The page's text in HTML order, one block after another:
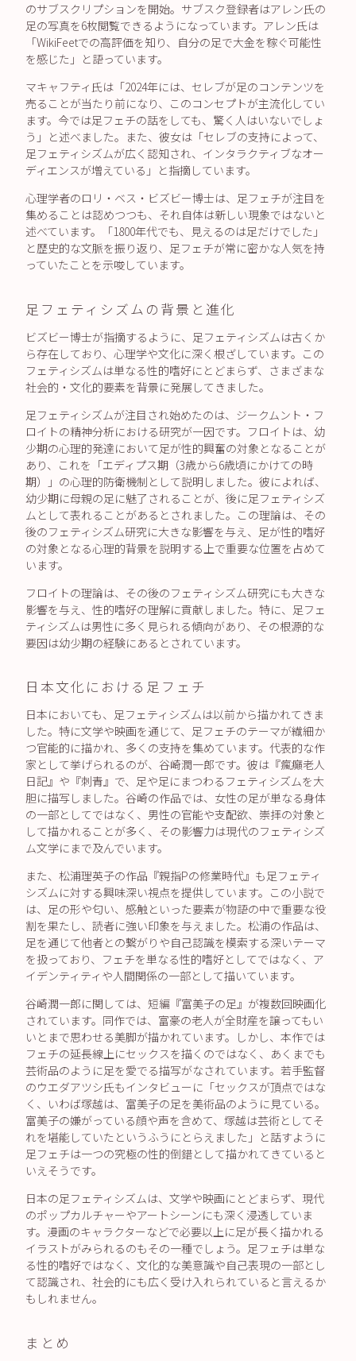
のサブスクリプションを開始。サブスク登録者はアレン氏の
足の写真を6枚閲覧できるようになっています。アレン氏は
「WikiFeetでの高評価を知り、自分の足で大金を稼ぐ可能性
を感じた」と語っています。
マキャフティ氏は「2024年には、セレブが足のコンテンツを
売ることが当たり前になり、このコンセプトが主流化してい
ます。今では足フェチの話をしても、驚く人はいないでしょ
う」と述べました。また、彼女は「セレブの支持によって、
足フェティシズムが広く認知され、インタラクティブなオー
ディエンスが増えている」と指摘しています。
心理学者のロリ・ベス・ビズビー博士は、足フェチが注目を
集めることは認めつつも、それ自体は新しい現象ではないと
述べています。「1800年代でも、見えるのは足だけでした」
と歴史的な文脈を振り返り、足フェチが常に密かな人気を持
っていたことを示唆しています。
足フェティシズムの背景と進化
ビズビー博士が指摘するように、足フェティシズムは古くか
ら存在しており、心理学や文化に深く根ざしています。この
フェティシズムは単なる性的嗜好にとどまらず、さまざまな
社会的・文化的要素を背景に発展してきました。
足フェティシズムが注目され始めたのは、ジークムント・フ
ロイトの精神分析における研究が一因です。フロイトは、幼
少期の心理的発達において足が性的興奮の対象となることが
あり、これを「エディプス期（3歳から6歳頃にかけての時
期）」の心理的防衛機制として説明しました。彼によれば、
幼少期に母親の足に魅了されることが、後に足フェティシズ
ムとして表れることがあるとされました。この理論は、その
後のフェティシズム研究に大きな影響を与え、足が性的嗜好
の対象となる心理的背景を説明する上で重要な位置を占めて
います。
フロイトの理論は、その後のフェティシズム研究にも大きな
影響を与え、性的嗜好の理解に貢献しました。特に、足フェ
ティシズムは男性に多く見られる傾向があり、その根源的な
要因は幼少期の経験にあるとされています。
日本文化における足フェチ
日本においても、足フェティシズムは以前から描かれてきま
した。特に文学や映画を通じて、足フェチのテーマが繊細か
つ官能的に描かれ、多くの支持を集めています。代表的な作
家として挙げられるのが、谷崎潤一郎です。彼は『瘋癲老人
日記』や『刺青』で、足や足にまつわるフェティシズムを大
胆に描写しました。谷崎の作品では、女性の足が単なる身体
の一部としてではなく、男性の官能や支配欲、崇拝の対象と
して描かれることが多く、その影響力は現代のフェティシズ
ム文学にまで及んでいます。
また、松浦理英子の作品『親指Pの修業時代』も足フェティ
シズムに対する興味深い視点を提供しています。この小説で
は、足の形や匂い、感触といった要素が物語の中で重要な役
割を果たし、読者に強い印象を与えました。松浦の作品は、
足を通じて他者との繋がりや自己認識を模索する深いテーマ
を扱っており、フェチを単なる性的嗜好としてではなく、ア
イデンティティや人間関係の一部として描いています。
谷崎潤一郎に関しては、短編『富美子の足』が複数回映画化
されています。同作では、富豪の老人が全財産を譲ってもい
いとまで思わせる美脚が描かれています。しかし、本作では
フェチの延長線上にセックスを描くのではなく、あくまでも
芸術品のように足を愛でる描写がなされています。若手監督
のウエダアツシ氏もインタビューに「セックスが頂点ではな
く、いわば塚越は、富美子の足を美術品のように見ている。
富美子の嫌がっている顔や声を含めて、塚越は芸術としてそ
れを堪能していたというふうにとらえました」と話すように
足フェチは一つの究極の性的倒錯として描かれてきていると
いえそうです。
日本の足フェティシズムは、文学や映画にとどまらず、現代
のポップカルチャーやアートシーンにも深く浸透していま
す。漫画のキャラクターなどで必要以上に足が長く描かれる
イラストがみられるのもその一種でしょう。足フェチは単な
る性的嗜好ではなく、文化的な美意識や自己表現の一部とし
て認識され、社会的にも広く受け入れられていると言えるか
もしれません。
まとめ